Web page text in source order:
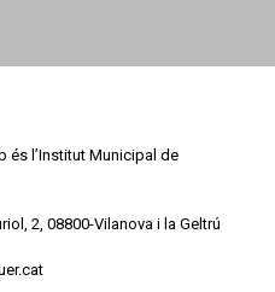
és l’Institut Municipal de
2, 08800-Vilanova i la Geltrú